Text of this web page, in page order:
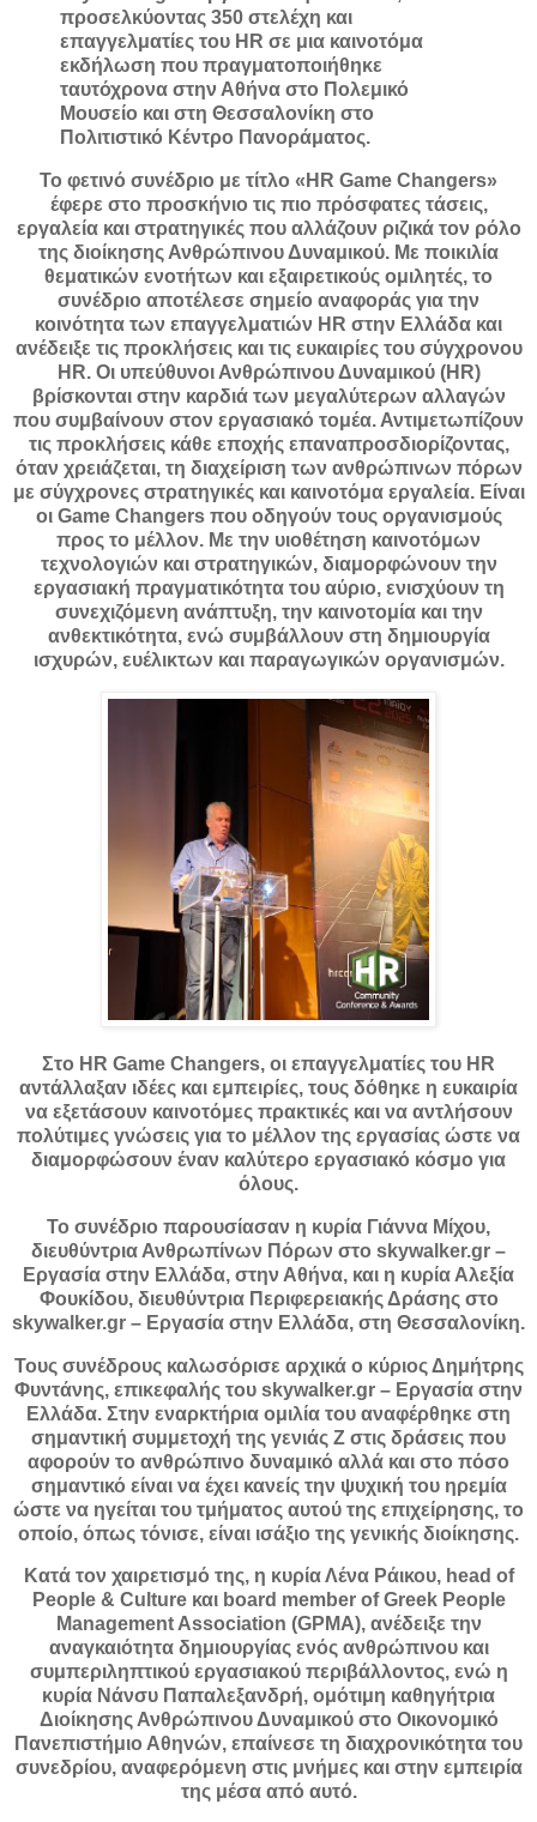
προσελκύοντας 350 στελέχη και
επαγγελματίες του HR σε μια καινοτόμα
εκδήλωση που πραγματοποιήθηκε
ταυτόχρονα στην Αθήνα στο Πολεμικό
Μουσείο και στη Θεσσαλονίκη στο
Πολιτιστικό Κέντρο Πανοράματος.
Το φετινό συνέδριο με τίτλο «HR Game Changers»
έφερε στο προσκήνιο τις πιο πρόσφατες τάσεις,
εργαλεία και στρατηγικές που αλλάζουν ριζικά τον ρόλο
της διοίκησης Ανθρώπινου Δυναμικού. Με ποικιλία
θεματικών ενοτήτων και εξαιρετικούς ομιλητές, το
συνέδριο αποτέλεσε σημείο αναφοράς για την
κοινότητα των επαγγελματιών HR στην Ελλάδα και
ανέδειξε τις προκλήσεις και τις ευκαιρίες του σύγχρονου
HR. Οι υπεύθυνοι Ανθρώπινου Δυναμικού (HR)
βρίσκονται στην καρδιά των μεγαλύτερων αλλαγών
που συμβαίνουν στον εργασιακό τομέα. Αντιμετωπίζουν
τις προκλήσεις κάθε εποχής επαναπροσδιορίζοντας,
όταν χρειάζεται, τη διαχείριση των ανθρώπινων πόρων
με σύγχρονες στρατηγικές και καινοτόμα εργαλεία. Είναι
οι Game Changers που οδηγούν τους οργανισμούς
προς το μέλλον. Με την υιοθέτηση καινοτόμων
τεχνολογιών και στρατηγικών, διαμορφώνουν την
εργασιακή πραγματικότητα του αύριο, ενισχύουν τη
συνεχιζόμενη ανάπτυξη, την καινοτομία και την
ανθεκτικότητα, ενώ συμβάλλουν στη δημιουργία
ισχυρών, ευέλικτων και παραγωγικών οργανισμών.
Στο HR Game Changers, οι επαγγελματίες του HR
αντάλλαξαν ιδέες και εμπειρίες, τους δόθηκε η ευκαιρία
να εξετάσουν καινοτόμες πρακτικές και να αντλήσουν
πολύτιμες γνώσεις για το μέλλον της εργασίας ώστε να
διαμορφώσουν έναν καλύτερο εργασιακό κόσμο για
όλους.
Το συνέδριο παρουσίασαν η κυρία Γιάννα Μίχου,
διευθύντρια Ανθρωπίνων Πόρων στο skywalker.gr –
Εργασία στην Ελλάδα, στην Αθήνα, και η κυρία Αλεξία
Φουκίδου, διευθύντρια Περιφερειακής Δράσης στο
skywalker.gr – Εργασία στην Ελλάδα, στη Θεσσαλονίκη.
Τους συνέδρους καλωσόρισε αρχικά ο κύριος Δημήτρης
Φυντάνης, επικεφαλής του skywalker.gr – Εργασία στην
Ελλάδα. Στην εναρκτήρια ομιλία του αναφέρθηκε στη
σημαντική συμμετοχή της γενιάς Ζ στις δράσεις που
αφορούν το ανθρώπινο δυναμικό αλλά και στο πόσο
σημαντικό είναι να έχει κανείς την ψυχική του ηρεμία
ώστε να ηγείται του τμήματος αυτού της επιχείρησης, το
οποίο, όπως τόνισε, είναι ισάξιο της γενικής διοίκησης.
Κατά τον χαιρετισμό της, η κυρία Λένα Ράικου, head of
People & Culture και board member of Greek People
Management Association (GPMA), ανέδειξε την
αναγκαιότητα δημιουργίας ενός ανθρώπινου και
συμπεριληπτικού εργασιακού περιβάλλοντος, ενώ η
κυρία Νάνσυ Παπαλεξανδρή, ομότιμη καθηγήτρια
Διοίκησης Ανθρώπινου Δυναμικού στο Οικονομικό
Πανεπιστήμιο Αθηνών, επαίνεσε τη διαχρονικότητα του
συνεδρίου, αναφερόμενη στις μνήμες και στην εμπειρία
της μέσα από αυτό.